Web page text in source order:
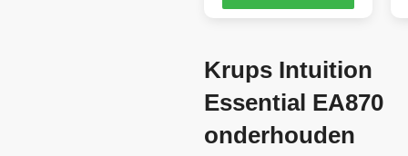
Krups Intuition
Essential EA870
onderhouden